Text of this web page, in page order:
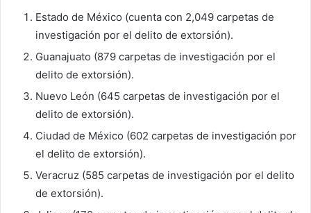
Estado de México (cuenta con 2,049 carpetas de
investigación por el delito de extorsión).
Guanajuato (879 carpetas de investigación por el
delito de extorsión).
Nuevo León (645 carpetas de investigación por el
delito de extorsión).
Ciudad de México (602 carpetas de investigación por
el delito de extorsión).
Veracruz (585 carpetas de investigación por el delito
de extorsión).